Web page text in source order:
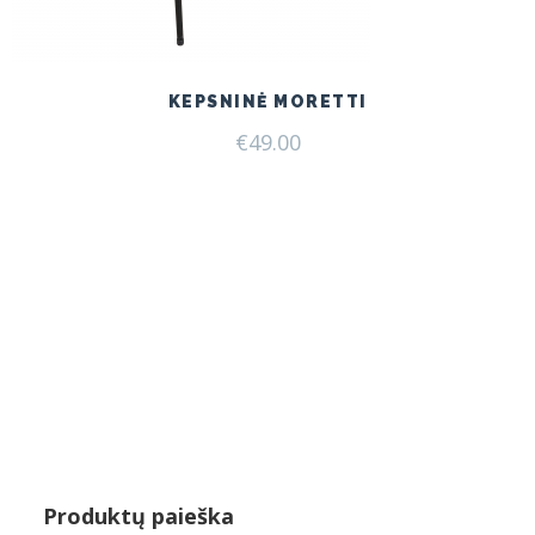
KEPSNINĖ MORETTI
€49.00
Produktų paieška